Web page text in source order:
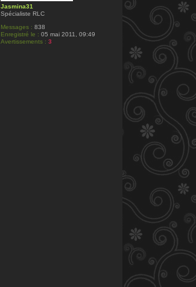
Jasmina31
Spécialiste RLC
Messages : 838
Enregistré le : 05 mai 2011, 09:49
Avertissements : 3